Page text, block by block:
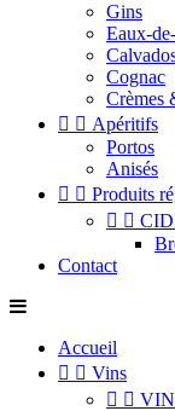
Gins
Eaux-
Cognac
Crèmes
  Apéritifs
Portos
Anisés
  Produits
 
Contact
Accueil
  Vins
  VIN